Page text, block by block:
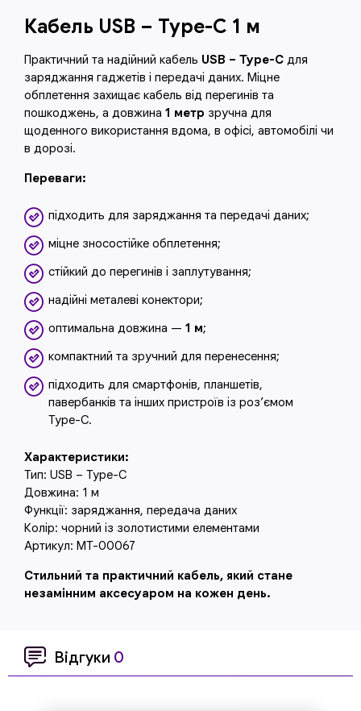
Кабель USB – Type-C 1 м
Практичний та надійний кабель USB – Type-C для
заряджання гаджетів і передачі даних. Міцне
обплетення захищає кабель від перегинів та
пошкоджень, а довжина 1 метр зручна для
щоденного використання вдома, в офісі, автомобілі чи
в дорозі.
Переваги:
підходить для заряджання та передачі даних;
міцне зносостійке обплетення;
стійкий до перегинів і заплутування;
надійні металеві конектори;
оптимальна довжина — 1 м;
компактний та зручний для перенесення;
підходить для смартфонів, планшетів,
павербанків та інших пристроїв із роз’ємом
Type-C.
Характеристики:
Тип: USB – Type-C
Довжина: 1 м
Функції: заряджання, передача даних
Колір: чорний із золотистими елементами
Артикул: MT-00067
Стильний та практичний кабель, який стане
незамінним аксесуаром на кожен день.
Відгуки 0